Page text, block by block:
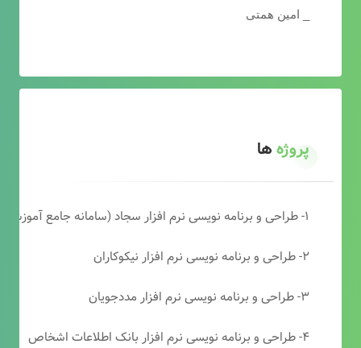
_ امین همتی
پروژهها
۱- طراحی و برنامه نویسی نرم افزار سجاد (سامانه جامع آموزشی دارالقرآن)
۲- طراحی و برنامه نویسی نرم افزار نیکوکاران
۳- طراحی و برنامه نویسی نرم افزار مددجویان
۴- طراحی و برنامه نویسی نرم افزار بانک اطلاعات اشخاص